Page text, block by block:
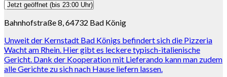
Jetzt geöffnet (bis 23:00 Uhr)
Bahnhofstraße 8, 64732 Bad König
Unweit der Kernstadt Bad Königs befindert sich die Pizzeria
Wacht am Rhein. Hier gibt es leckere typisch-italienische
Gericht. Dank der Kooperation mit Lieferando kann man zudem
alle Gerichte zu sich nach Hause liefern lassen.